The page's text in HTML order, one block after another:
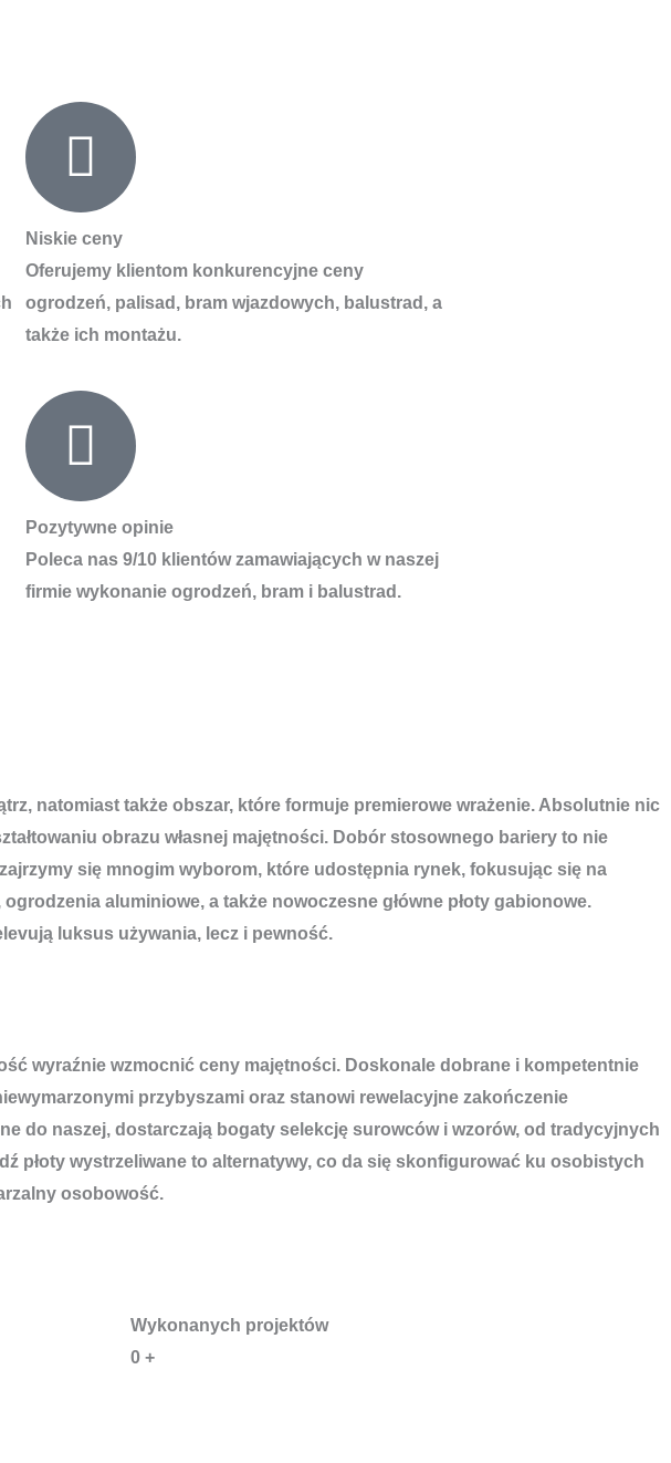
Niskie ceny
Oferujemy klientom konkurencyjne ceny
ogrodzeń, palisad, bram wjazdowych, balustrad, a
także ich montażu.
Pozytywne opinie
Poleca nas 9/10 klientów zamawiających w naszej
firmie wykonanie ogrodzeń, bram i balustrad.
natomiast także obszar, które formuje premierowe wrażenie. Absolutnie nic
obrazu własnej majętności. Dobór stosownego bariery to nie
się mnogim wyborom, które udostępnia rynek, fokusując się na
aluminiowe, a także nowoczesne główne płoty gabionowe.
luksus używania, lecz i pewność.
wyraźnie wzmocnić ceny majętności. Doskonale dobrane i kompetentnie
przybyszami oraz stanowi rewelacyjne zakończenie
do naszej, dostarczają bogaty selekcję surowców i wzorów, od tradycyjnych
płoty wystrzeliwane to alternatywy, co da się skonfigurować ku osobistych
osobowość.
Wykonanych projektów
0 +